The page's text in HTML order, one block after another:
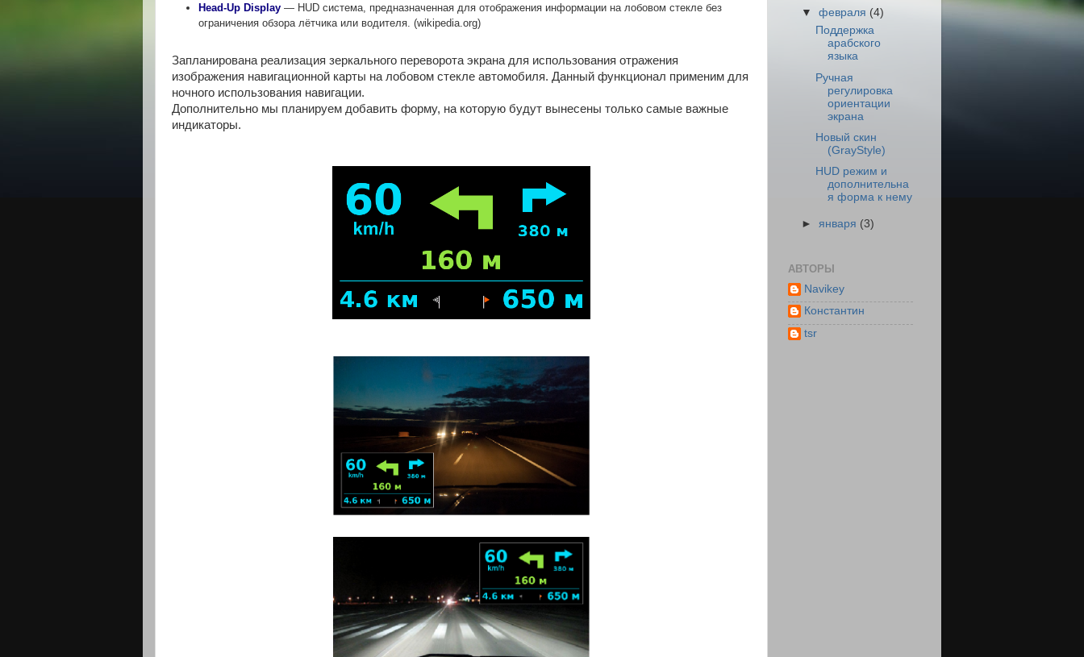
Head-Up Display— HUD система, предназначенная для отображения информации на лобовом стекле без
ограничения обзора лётчика или водителя. (wikipedia.org)
Запланирована реализация зеркального переворота экрана для использования отражения
изображения навигационной карты на лобовом стекле автомобиля. Данный функционал применим для
ночного использования навигации.
Дополнительно мы планируем добавить форму, на которую будут вынесены только самые важные
индикаторы.
▼февраля(4)
Поддержка
арабского
языка
Ручная
регулировка
ориентации
экрана
Новый скин
(GrayStyle)
HUD режим и
дополнительна
я форма к нему
► января (3)
АВТОРЫ
Navikey
Константин
tsr